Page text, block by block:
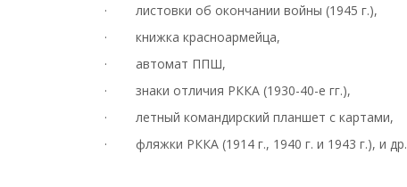
· листовки об окончании войны (1945 г.),
· книжка красноармейца,
· автомат ППШ,
· знаки отличия РККА (1930-40-е гг.),
· летный командирский планшет с картами,
· фляжки РККА (1914 г., 1940 г. и 1943 г.), и др.